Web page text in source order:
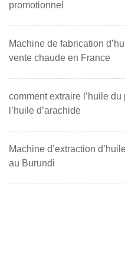
promotionnel
Machine de fabrication
vente chaude en France
comment extraire l’huile
l’huile d’arachide
Machine d’extraction
au Burundi